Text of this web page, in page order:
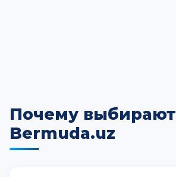
Почему выбирают
Bermuda.uz